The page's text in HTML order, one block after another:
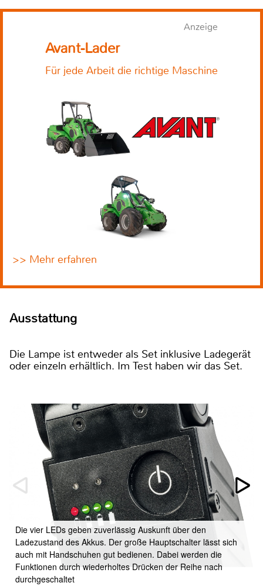
Anzeige
Avant-Lader
Für jede Arbeit die richtige Maschine
>> Mehr erfahren
Ausstattung
Die Lampe ist entweder als Set inklusive Ladegerät
oder einzeln erhältlich. Im Test haben wir das Set.
Die vier LEDs geben zuverlässig Auskunft über den
Ladezustand des Akkus. Der große Hauptschalter lässt sich
auch mit Handschuhen gut bedienen. Dabei werden die
Funktionen durch wiederholtes Drücken der Reihe nach
durchgeschaltet